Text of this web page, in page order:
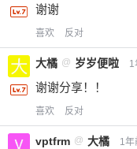
谢谢
喜欢 反对
大橘 @ 岁岁便啦 1
谢谢分享！！
喜欢 反对
vptfrm @ 大橘 1年
您没有权限发
限。